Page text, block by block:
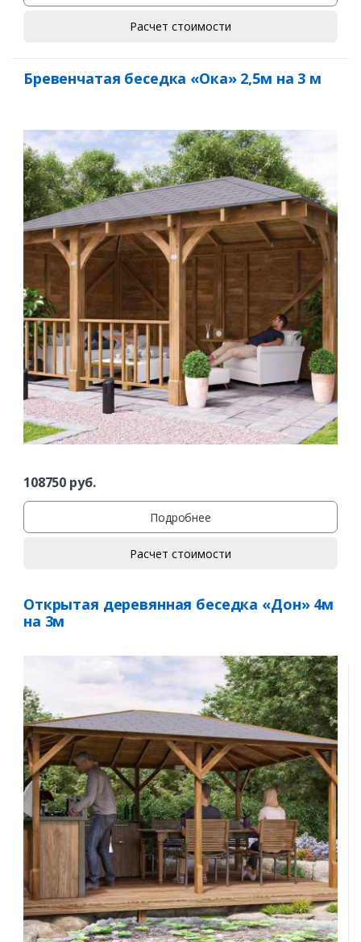
Расчет стоимости
Бревенчатая беседка «Ока» 2,5м на 3 м
108750 руб.
Подробнее
Расчет стоимости
Открытая деревянная беседка «Дон» 4м
на 3м